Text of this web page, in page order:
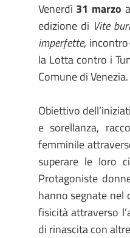
Venerdì 31 marzo
edizione di Vite
imperfette,
la Lotta contro i
Comune di Venezia.
Obiettivo
e sorellanza,
femminile
superare le loro
Protagoniste
hanno segnate nel
fisicità attraverso
di rinascita con